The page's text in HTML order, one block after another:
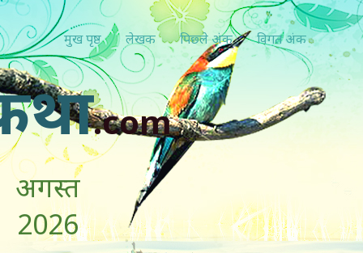
मुख पृष्ठ लेखक पिछ्ले अंक विगत अंक
.com
अगस्त
2026